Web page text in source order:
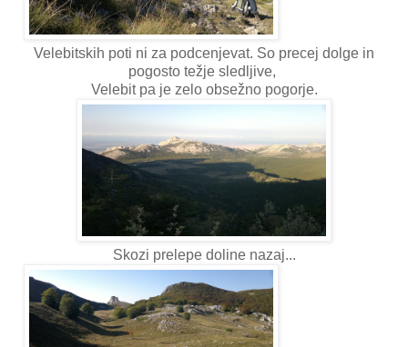
Velebitskih poti ni za podcenjevat. So precej dolge in
pogosto težje sledljive,
Velebit pa je zelo obsežno pogorje.
Skozi prelepe doline nazaj...